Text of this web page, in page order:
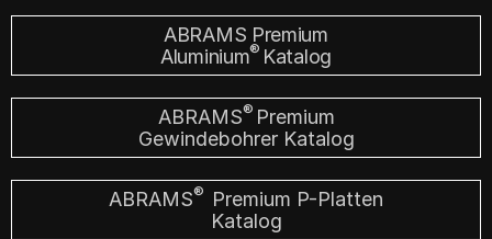
ABRAMS Premium
Aluminium® Katalog
ABRAMS® Premium
Gewindebohrer Katalog
ABRAMS® Premium P-Platten
Katalog